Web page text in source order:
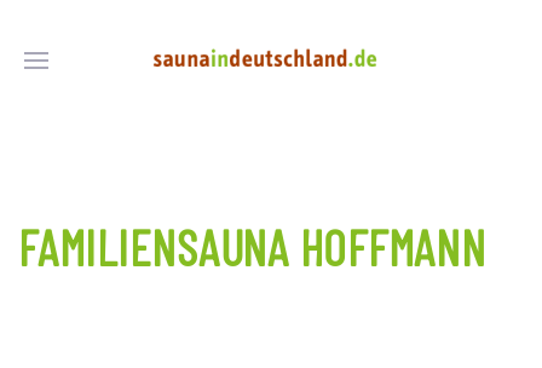
FAMILIENSAUNA HOFFMANN